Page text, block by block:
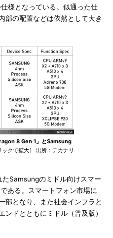
様となっている。似通った仕
部の配置などは依然として大き
8 Gen 1」とSamsung
ックで拡大］ 出所：テカナリ
Samsungのミドル向けスマー
ある。スマートフォン市場に
部となり、また社会インフラと
ンドとともにミドル（普及版）